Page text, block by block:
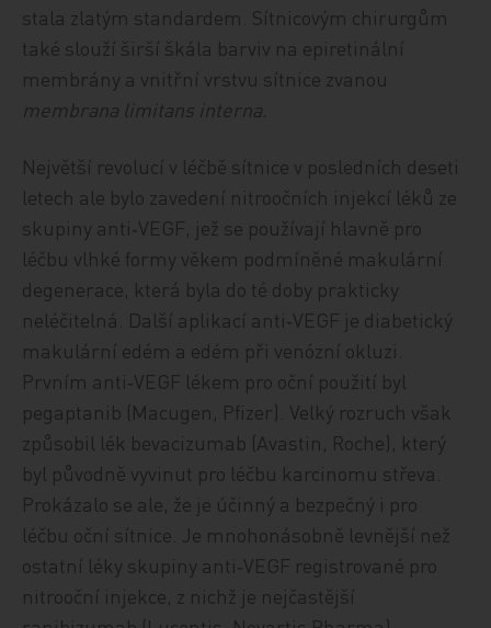
stala zlatým standardem. Sítnicovým chirurgům
také slouží širší škála barviv na epiretinální
membrány a vnitřní vrstvu sítnice zvanou
membrana limitans interna.
Největší revolucí v léčbě sítnice v posledních deseti
letech ale bylo zavedení nitroočních injekcí léků ze
skupiny anti‑VEGF, jež se používají hlavně pro
léčbu vlhké formy věkem podmíněné makulární
degenerace, která byla do té doby prakticky
neléčitelná. Další aplikací anti‑VEGF je diabetický
makulární edém a edém při venózní okluzi.
Prvním anti‑VEGF lékem pro oční použití byl
pegaptanib (Macugen, Pfizer). Velký rozruch však
způsobil lék bevacizumab (Avastin, Roche), který
byl původně vyvinut pro léčbu karcinomu střeva.
Prokázalo se ale, že je účinný a bezpečný i pro
léčbu oční sítnice. Je mnohonásobně levnější než
ostatní léky skupiny anti‑VEGF registrované pro
nitrooční injekce, z nichž je nejčastější